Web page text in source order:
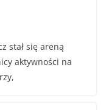
stał się areną
aktywności na